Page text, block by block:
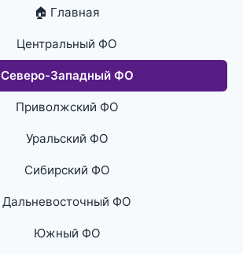
🏠 Главная
Центральный ФО
Северо-Западный ФО
Приволжский ФО
Уральский ФО
Сибирский ФО
Дальневосточный ФО
Южный ФО